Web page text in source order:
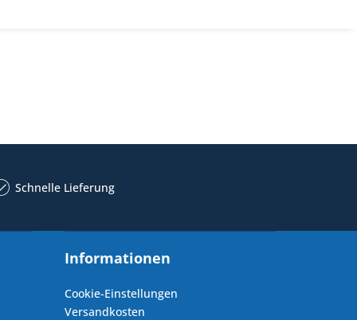
Schnelle Lieferung
Informationen
Cookie-Einstellungen
Versandkosten